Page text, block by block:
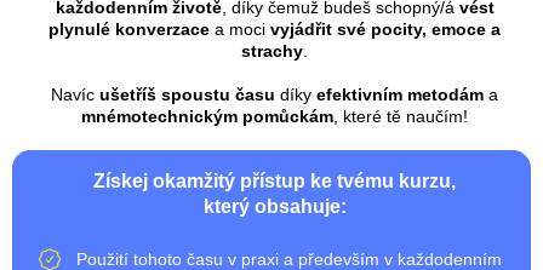
každodenním životě, díky čemuž budeš schopný/á vést
plynulé konverzace a moci vyjádřit své pocity, emoce a
strachy
Navíc ušetříš spoustu času díky efektivním metodám a
mnémotechnickým pomůckám , které tě naučím!
Získej okamžitý přístup ke tvému kurzu,
který obsahuje:
Použití tohoto času v praxi a především v každodenním